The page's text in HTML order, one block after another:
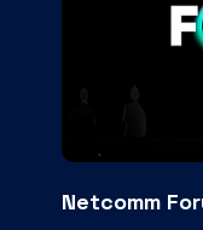
Netcomm